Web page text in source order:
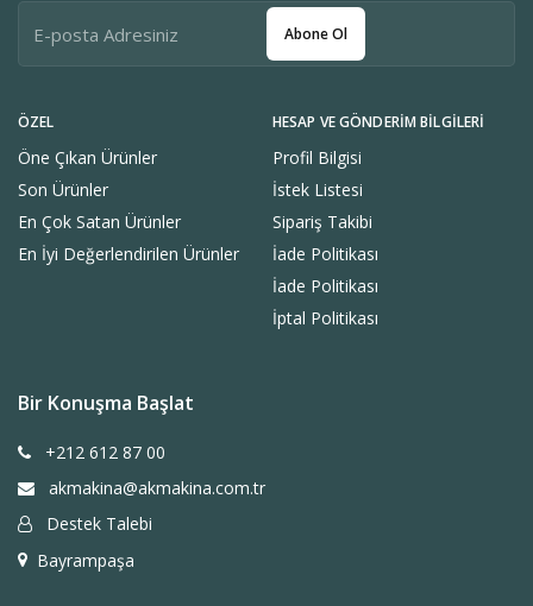
ÖZEL
Öne Çıkan Ürünler
Son Ürünler
En Çok Satan Ürünler
En İyi Değerlendirilen Ürünler
HESAP VE GÖNDERIM BILGILERI
Profil Bilgisi
İstek Listesi
Sipariş Takibi
İade Politikası
İade Politikası
İptal Politikası
Abone Ol
Bir Konuşma Başlat
+212 612 87 00
akmakina@akmakina.com.tr
Destek Talebi
Bayrampaşa